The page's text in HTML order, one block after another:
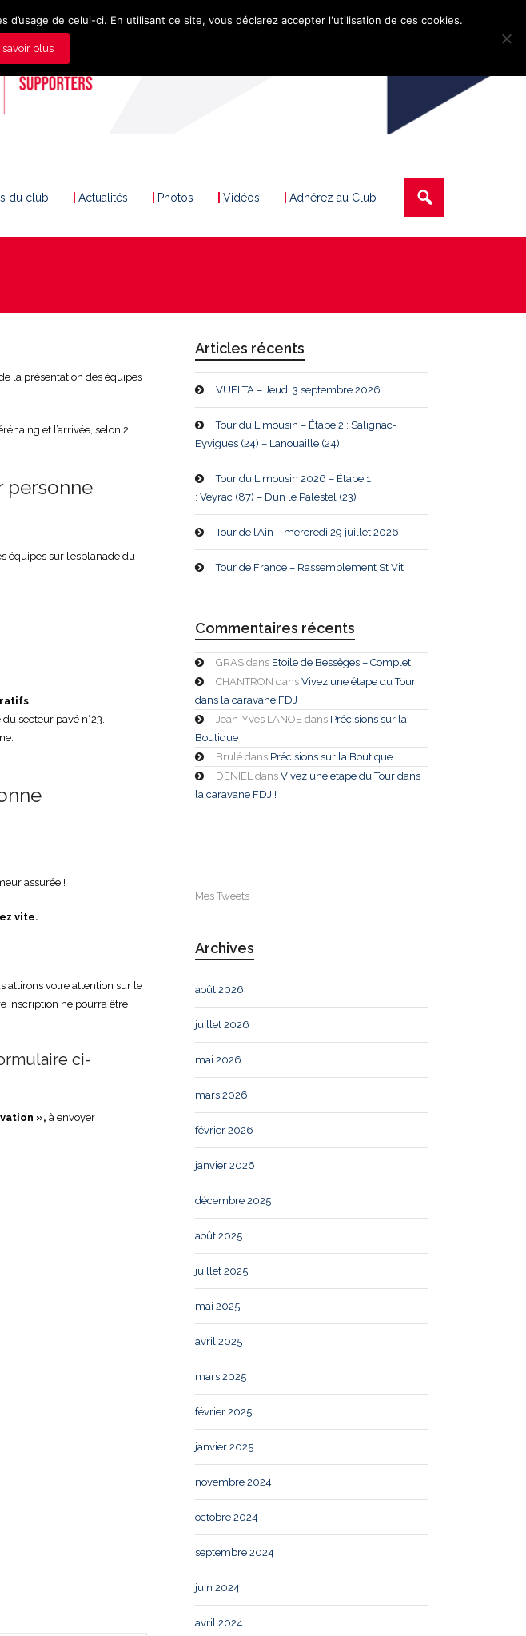
du club Actualités Photos Vidéos Adhérez au Club
la présentation des équipes
et l’arrivée, selon 2
personne
équipes sur l’esplanade du
secteur pavé n°23.
assurée !
vite.
attirons votre attention sur le
inscription ne pourra être
ci-
», à envoyer
Articles récents
VUELTA – Jeudi 3 septembre 2026
Tour du Limousin – Étape 2 : Salignac-
Eyvigues (24) – Lanouaille (24)
Tour du Limousin 2026 – Étape 1
: Veyrac (87) – Dun le Palestel (23)
Tour de l’Ain – mercredi 29 juillet 2026
Tour de France – Rassemblement St Vit
Commentaires récents
GRAS dans Etoile de Bessèges – Complet
CHANTRON dans Vivez une étape du Tour
dans la caravane FDJ !
Jean-Yves LANOE dans Précisions sur la
Boutique
Brulé dans Précisions sur la Boutique
DENIEL dans Vivez une étape du Tour dans
la caravane FDJ !
Mes Tweets
Archives
août 2026
juillet 2026
mai 2026
mars 2026
février 2026
janvier 2026
décembre 2025
août 2025
juillet 2025
mai 2025
avril 2025
mars 2025
février 2025
janvier 2025
novembre 2024
octobre 2024
septembre 2024
juin 2024
avril 2024
de celui-ci. En utilisant ce site, vous déclarez accepter l'utilisation de ces cookies.
savoir plus